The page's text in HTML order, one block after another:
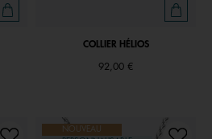
COLLIER HÉLIOS
92,00 €
NOUVEAU